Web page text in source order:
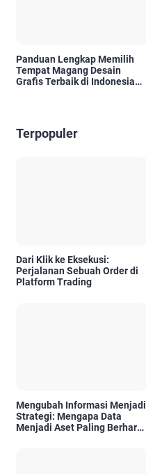
Panduan Lengkap Memilih
Tempat Magang Desain
Grafis Terbaik di Indonesia
Terpopuler
Dari Klik ke Eksekusi:
Perjalanan Sebuah Order di
Platform Trading
Mengubah Informasi Menjadi
Strategi: Mengapa Data
Menjadi Aset Paling Berharga